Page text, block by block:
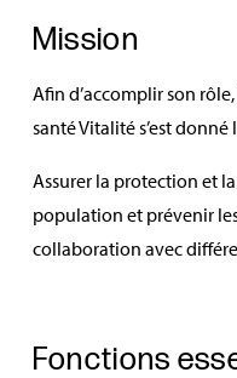
Mission
Afin d’accomplir son
santé Vitalité s’est
Assurer la protection et
population et prévenir
collaboration avec
Fonctions